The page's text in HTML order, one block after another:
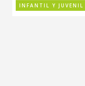
INFANTIL Y JUVENIL